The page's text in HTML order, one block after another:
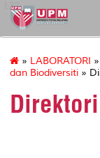
127
» LABORATORI »
dan Biodiversiti »